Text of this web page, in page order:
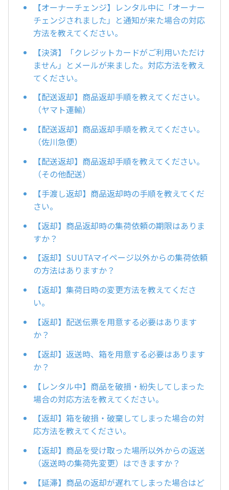
【オーナーチェンジ】レンタル中に「オーナー
チェンジされました」と通知が来た場合の対応
方法を教えてください。
【決済】「クレジットカードがご利用いただけ
ません」とメールが来ました。対応方法を教え
てください。
【配送返却】商品返却手順を教えてください。
（ヤマト運輸）
【配送返却】商品返却手順を教えてください。
（佐川急便）
【配送返却】商品返却手順を教えてください。
（その他配送）
【手渡し返却】商品返却時の手順を教えてくだ
さい。
【返却】商品返却時の集荷依頼の期限はありま
すか？
【返却】SUUTAマイページ以外からの集荷依頼
の方法はありますか？
【返却】集荷日時の変更方法を教えてくださ
い。
【返却】配送伝票を用意する必要はあります
か？
【返却】返送時、箱を用意する必要はあります
か？
【レンタル中】商品を破損・紛失してしまった
場合の対応方法を教えてください。
【返却】箱を破損・破棄してしまった場合の対
応方法を教えてください。
【返却】商品を受け取った場所以外からの返送
（返送時の集荷先変更）はできますか？
【延滞】商品の返却が遅れてしまった場合はど